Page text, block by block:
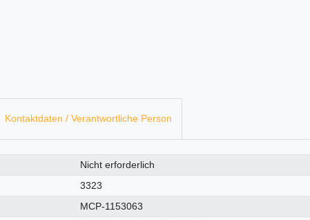
Kontaktdaten / Verantwortliche Person
Nicht erforderlich
3323
MCP-1153063